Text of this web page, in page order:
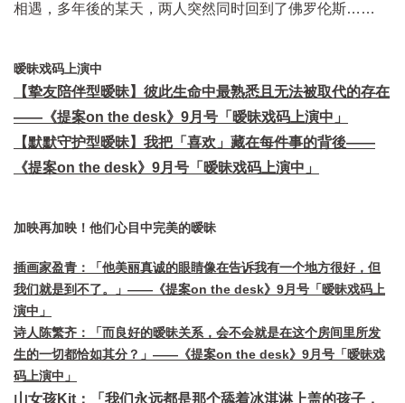
相遇，多年後的某天，两人突然同时回到了佛罗伦斯……
暧昧戏码上演中
【挚友陪伴型暧昧】彼此生命中最熟悉且无法被取代的存在
——《提案on the desk》9月号「暧昧戏码上演中」
【默默守护型暧昧】我把「喜欢」藏在每件事的背後——
《提案on the desk》9月号「暧昧戏码上演中」
加映再加映！他们心目中完美的暧昧
插画家盈青：「他美丽真诚的眼睛像在告诉我有一个地方很好，但
我们就是到不了。」——《提案on the desk》9月号「暧昧戏码上
演中」
诗人陈繁齐：「而良好的暧昧关系，会不会就是在这个房间里所发
生的一切都恰如其分？」——《提案on the desk》9月号「暧昧戏
码上演中」
山女孩Kit：「我们永远都是那个舔着冰淇淋上盖的孩子，